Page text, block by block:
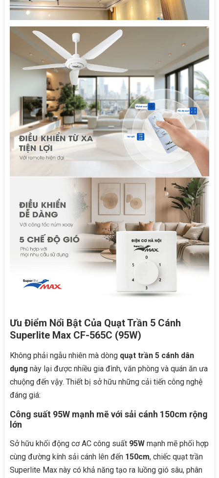
Ưu Điểm Nổi Bật Của Quạt Trần 5 Cánh
Superlite Max CF-565C (95W)
Không phải ngẫu nhiên mà dòng quạt trần 5 cánh dân
dụng này lại được nhiều gia đình, văn phòng và quán ăn ưa
chuộng đến vậy. Thiết bị sở hữu những cải tiến công nghệ
đáng giá:
Công suất 95W mạnh mẽ với sải cánh 150cm rộng
lớn
Sở hữu khối động cơ AC công suất 95W mạnh mẽ phối hợp
cùng đường kính sải cánh lên đến 150cm, chiếc quạt trần
Superlite Max này có khả năng tạo ra luồng gió sâu, phân